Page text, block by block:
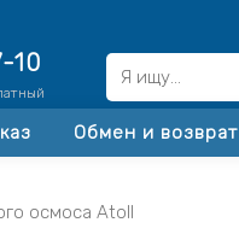
10
Обмен и возврат
осмоса Atoll